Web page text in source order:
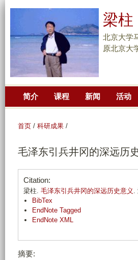
梁柱
北京大学
原北京大
简介 课程 新闻 活动
首页 / 科研成果 /
毛泽东引兵井冈的深远历
Citation:
梁柱. 毛泽东引兵井冈的深远历史意义 .
BibTex
EndNote Tagged
EndNote XML
摘要: